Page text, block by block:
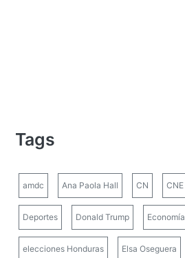
Tags
amdc Ana Paola Hall CN CNE
Deportes Donald Trump Economía
elecciones Honduras Elsa Oseguera